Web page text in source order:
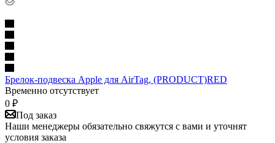
Брелок-подвеска Apple для AirTag, (PRODUCT)RED
Временно отсутствует
0 ₽
Под заказ
Наши менеджеры обязательно свяжутся с вами и уточнят
условия заказа